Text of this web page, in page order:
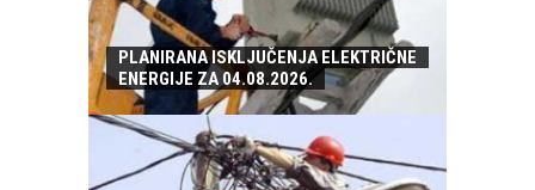
PLANIRANA ISKLJUČENJA ELEKTRIČNE
ENERGIJE ZA 04.08.2026.